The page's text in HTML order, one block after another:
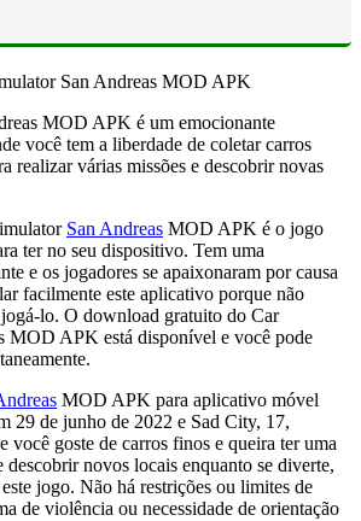
MOD APK é um emocionante
você tem a liberdade de coletar carros
realizar várias missões e descobrir novas
San Andreas MOD APK é o jogo
ter no seu dispositivo. Tem uma
e os jogadores se apaixonaram por causa
facilmente este aplicativo porque não
jogá-lo. O download gratuito do Car
MOD APK está disponível e você pode
MOD APK para aplicativo móvel
29 de junho de 2022 e Sad City, 17,
você goste de carros finos e queira ter uma
novos locais enquanto se diverte,
jogo. Não há restrições ou limites de
de violência ou necessidade de orientação